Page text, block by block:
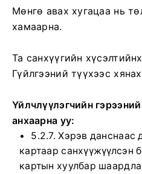
Мөнгө авах хугацаа нь
хамаарна.
Та санхүүгийн
Гүйлгээний түүхээс
Үйлчлүүлэгчийн
анхаарна уу:
5.2.7. Хэрэв данснаас
картаар санхүүжүүлсэн
картын хуулбар